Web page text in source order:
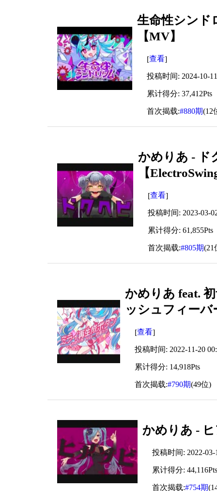
生命性シンド
【MV】
[查看]
投稿时间: 2024-10-
累计得分: 37,412Pts
首次揭载:#880期(12
かめりあ - ド
【
[查看]
投稿时间: 2023-03-
累计得分: 61,855Pts
首次揭载:#805期(21
かめりあ feat.
ッシュフィーバ
[查看]
投稿时间: 2022-11-20
累计得分: 14,918Pts
首次揭载:#790期(49位)
かめりあ -
投稿时间: 2022-03-
累计得分:
首次揭载:#754期